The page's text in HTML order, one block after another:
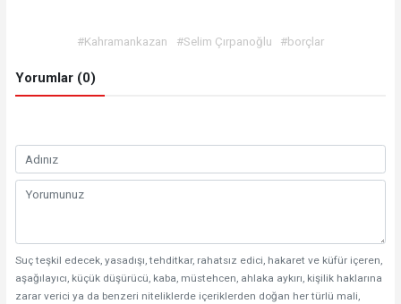
#Kahramankazan #Selim Çırpanoğlu #borçlar
Yorumlar (0)
Suç teşkil edecek, yasadışı, tehditkar, rahatsız edici, hakaret ve küfür içeren,
aşağılayıcı, küçük düşürücü, kaba, müstehcen, ahlaka aykırı, kişilik haklarına
zarar verici ya da benzeri niteliklerde içeriklerden doğan her türlü mali,